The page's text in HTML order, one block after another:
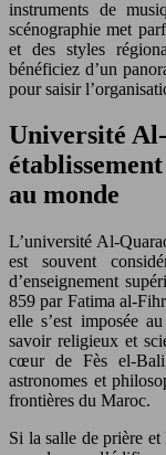
instruments de
scénographie met
et des styles
bénéficiez d’un
pour saisir
Université
au monde
L’université Al-
est souvent
d’enseignement
859 par Fatima al-
elle s’est imposée
savoir religieux et
cœur de Fès el-
astronomes et
frontières du Maroc.
Si la salle de prière